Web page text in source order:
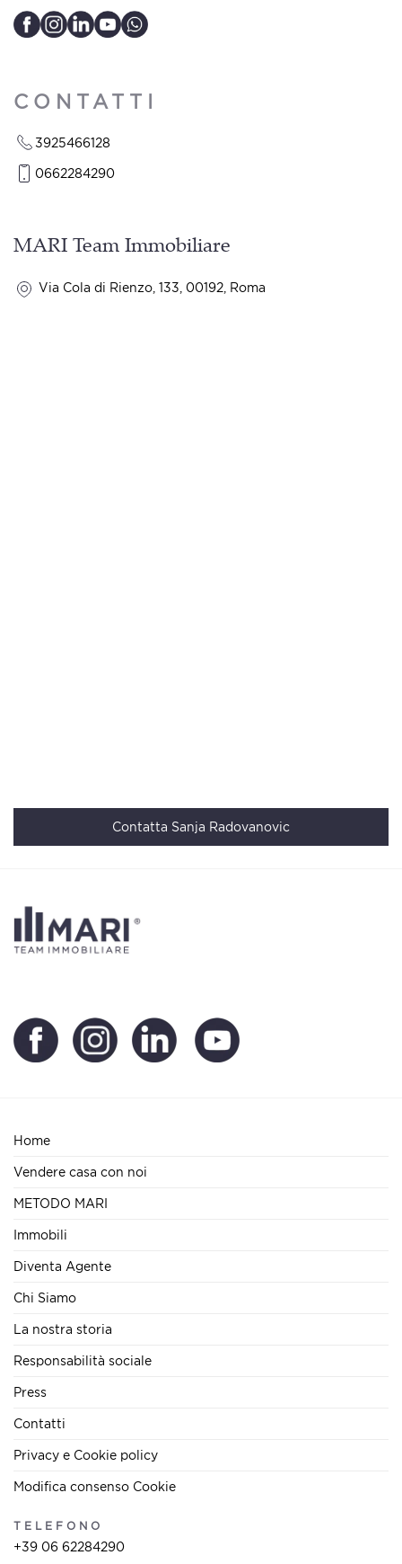
CONTATTI
3925466128
0662284290
MARI Team Immobiliare
Via Cola di Rienzo, 133, 00192, Roma
Contatta Sanja Radovanovic
Home
Vendere casa con noi
METODO MARI
Immobili
Diventa Agente
Chi Siamo
La nostra storia
Responsabilità sociale
Press
Contatti
Privacy e Cookie policy
Modifica consenso Cookie
TELEFONO
+39 06 62284290